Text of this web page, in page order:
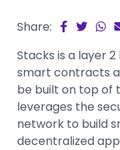
Share:
Stacks is a layer
smart contracts
be built on top of
leverages the
network to build
decentralized